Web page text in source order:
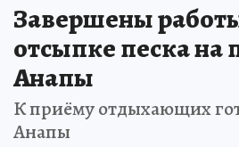
Завершены
отсыпке песка на
Анапы
К приёму отдыхающих
Анапы